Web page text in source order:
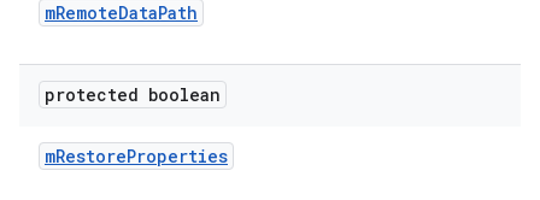
mRemoteDataPath
protected boolean
mRestoreProperties